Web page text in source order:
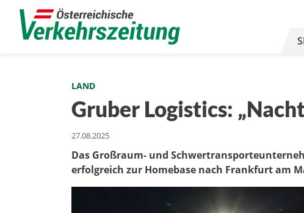
LAND
Gruber Logistics:
27.08.2025
Das Großraum- und
erfolgreich zur Homebase nach Frankfurt am